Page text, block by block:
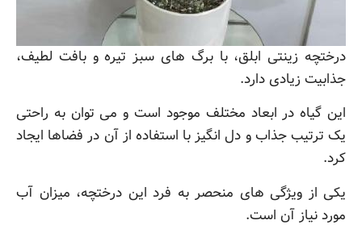
درختچه زینتی ابلق، با برگ های سبز تیره و بافت لطیف،
جذابیت زیادی دارد.
این گیاه در ابعاد مختلف موجود است و می توان به راحتی
یک ترتیب جذاب و دل انگیز با استفاده از آن در فضاها ایجاد
کرد.
یکی از ویژگی های منحصر به فرد این درختچه، میزان آب
مورد نیاز آن است.